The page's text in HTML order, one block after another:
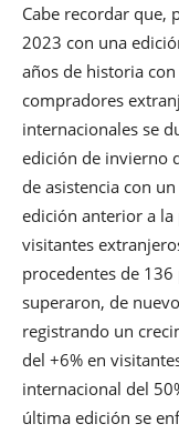
Cabe recordar que,
2023 con una
años de historia
compradores
internacionales se
edición de invierno
de asistencia con
edición anterior a la
visitantes
procedentes de
superaron, de
registrando un
del +6% en
internacional del
última edición se